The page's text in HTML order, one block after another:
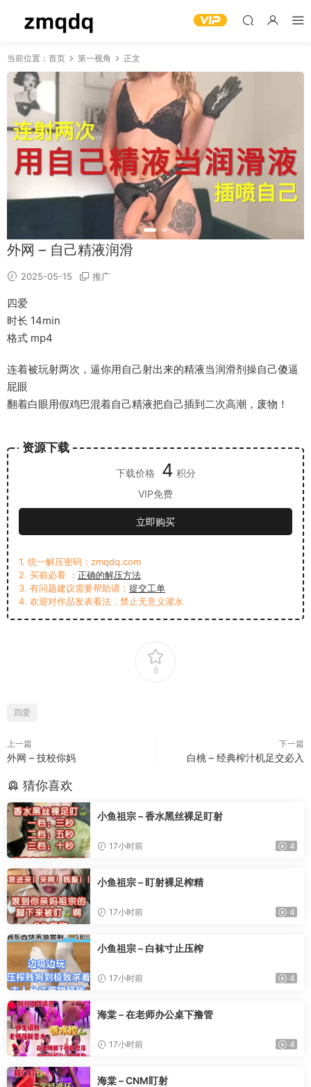
当前位置： 首页 第一视角 正文
外网 – 自己精液润滑
2025-05-15 推广
四爱
时长 14min
格式 mp4
连着被玩射两次，逼你用自己射出来的精液当润滑剂操自己傻逼
屁眼
翻着白眼用假鸡巴混着自己精液把自己插到二次高潮，废物！
资源下载
下载价格 4 积分
VIP免费
立即购买
1. 统一解压密码：zmqdq.com
2. 买前必看 ： 正确的解压方法
3. 有问题建议需要帮助请： 提交工单
4. 欢迎对作品发表看法，禁止无意义灌水
8
四爱
上一篇
外网 – 技校你妈
下一篇
白桃 – 经典榨汁机足交必入
猜你喜欢
小鱼祖宗 – 香水黑丝裸足盯射
17小时前 4
小鱼祖宗 – 盯射裸足榨精
17小时前 4
小鱼祖宗 – 白袜寸止压榨
17小时前 4
海棠 – 在老师办公桌下撸管
17小时前 4
海棠 – CNM盯射